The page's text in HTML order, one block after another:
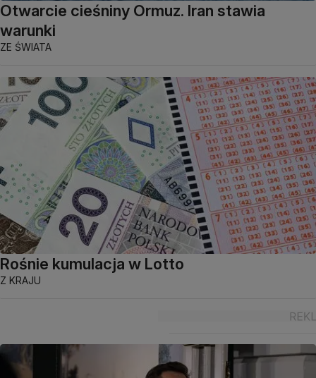
Otwarcie cieśniny Ormuz. Iran stawia
warunki
ZE ŚWIATA
Rośnie kumulacja w Lotto
Z KRAJU